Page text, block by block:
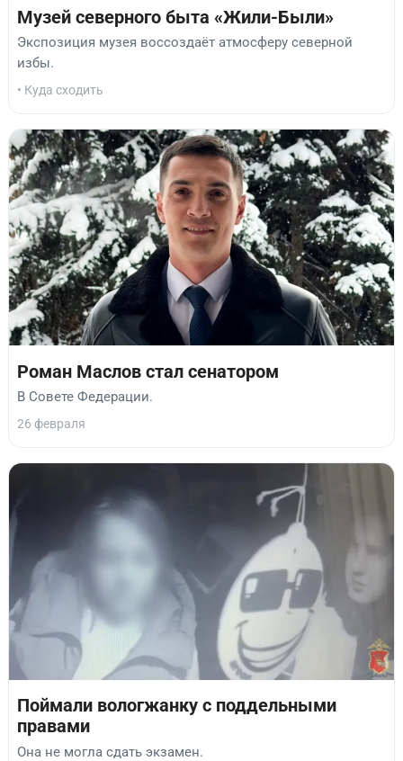
Музей северного быта «Жили-Были»
Экспозиция музея воссоздаёт атмосферу северной
избы.
• Куда сходить
Роман Маслов стал сенатором
В Совете Федерации.
26 февраля
Поймали вологжанку с поддельными
правами
Она не могла сдать экзамен.